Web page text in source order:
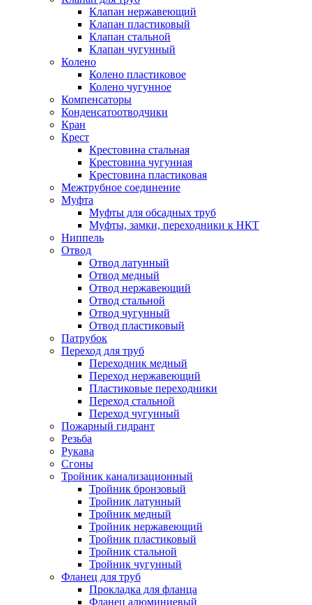
Клапан нержавеющий
Клапан пластиковый
Клапан стальной
Клапан чугунный
Колено
Колено пластиковое
Колено чугунное
Компенсаторы
Конденсатоотводчики
Кран
Крест
Крестовина стальная
Крестовина чугунная
Крестовина пластиковая
Межтрубное соединение
Муфта
Муфты для обсадных труб
Муфты, замки, переходники к НКТ
Ниппель
Отвод
Отвод латунный
Отвод медный
Отвод нержавеющий
Отвод стальной
Отвод чугунный
Отвод пластиковый
Патрубок
Переход для труб
Переходник медный
Переход нержавеющий
Пластиковые переходники
Переход стальной
Переход чугунный
Пожарный гидрант
Резьба
Рукава
Сгоны
Тройник канализационный
Тройник бронзовый
Тройник латунный
Тройник медный
Тройник нержавеющий
Тройник пластиковый
Тройник стальной
Тройник чугунный
Фланец для труб
Прокладка для фланца
Фланец алюминиевый